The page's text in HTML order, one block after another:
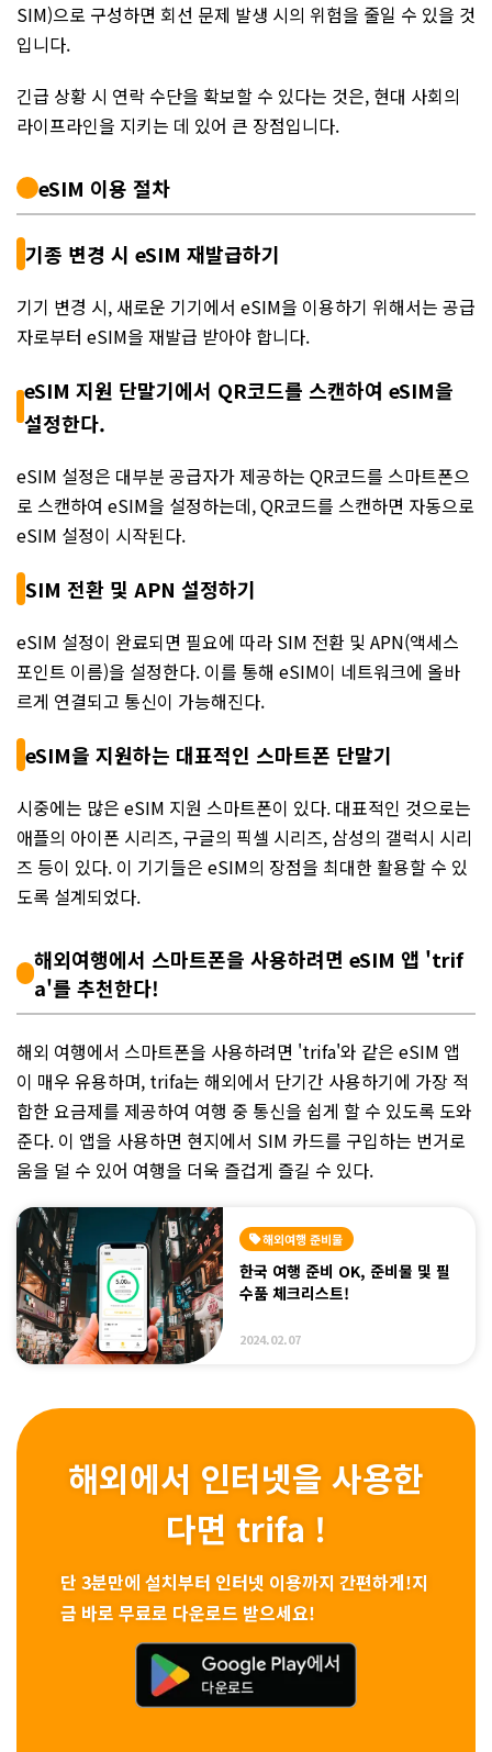
SIM)으로 구성하면 회선 문제 발생 시의 위험을 줄일 수 있을 것
입니다.
긴급 상황 시 연락 수단을 확보할 수 있다는 것은, 현대 사회의
라이프라인을 지키는 데 있어 큰 장점입니다.
eSIM 이용 절차
기종 변경 시 eSIM 재발급하기
기기 변경 시, 새로운 기기에서 eSIM을 이용하기 위해서는 공급
자로부터 eSIM을 재발급 받아야 합니다.
eSIM 지원 단말기에서 QR코드를 스캔하여 eSIM을
설정한다.
eSIM 설정은 대부분 공급자가 제공하는 QR코드를 스마트폰으
로 스캔하여 eSIM을 설정하는데, QR코드를 스캔하면 자동으로
eSIM 설정이 시작된다.
SIM 전환 및 APN 설정하기
eSIM 설정이 완료되면 필요에 따라 SIM 전환 및 APN(액세스
포인트 이름)을 설정한다. 이를 통해 eSIM이 네트워크에 올바
르게 연결되고 통신이 가능해진다.
eSIM을 지원하는 대표적인 스마트폰 단말기
시중에는 많은 eSIM 지원 스마트폰이 있다. 대표적인 것으로는
애플의 아이폰 시리즈, 구글의 픽셀 시리즈, 삼성의 갤럭시 시리
즈 등이 있다. 이 기기들은 eSIM의 장점을 최대한 활용할 수 있
도록 설계되었다.
해외여행에서 스마트폰을 사용하려면 eSIM 앱 'trif
a'를 추천한다!
해외 여행에서 스마트폰을 사용하려면 'trifa'와 같은 eSIM 앱
이 매우 유용하며, trifa는 해외에서 단기간 사용하기에 가장 적
합한 요금제를 제공하여 여행 중 통신을 쉽게 할 수 있도록 도와
준다. 이 앱을 사용하면 현지에서 SIM 카드를 구입하는 번거로
움을 덜 수 있어 여행을 더욱 즐겁게 즐길 수 있다.
해외여행 준비물
한국 여행 준비 OK, 준비물 및 필
수품 체크리스트!
2024.02.07
해외에서 인터넷을 사용한
다면 trifa !
단 3분만에 설치부터 인터넷 이용까지 간편하게!지
금 바로 무료로 다운로드 받으세요!